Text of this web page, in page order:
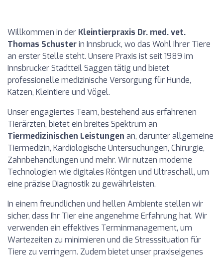
Willkommen in der Kleintierpraxis Dr. med. vet.
Thomas Schusterin Innsbruck, wo das Wohl Ihrer Tiere
an erster Stelle steht. Unsere Praxis ist seit 1989 im
Innsbrucker Stadtteil Saggen tätig und bietet
professionelle medizinische Versorgung für Hunde,
Katzen, Kleintiere und Vögel.
Unser engagiertes Team, bestehend aus erfahrenen
Tierärzten, bietet ein breites Spektrum an
Tiermedizinischen Leistungen an, darunter allgemeine
Tiermedizin, Kardiologische Untersuchungen, Chirurgie,
Zahnbehandlungen und mehr. Wir nutzen moderne
Technologien wie digitales Röntgen und Ultraschall, um
eine präzise Diagnostik zu gewährleisten.
In einem freundlichen und hellen Ambiente stellen wir
sicher, dass Ihr Tier eine angenehme Erfahrung hat. Wir
verwenden ein effektives Terminmanagement, um
Wartezeiten zu minimieren und die Stresssituation für
Tiere zu verringern. Zudem bietet unser praxiseigenes